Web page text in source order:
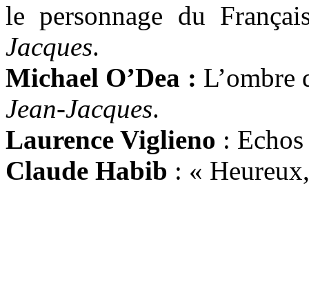
le personnage du
Jacques.
Michael O’Dea : L’ombre
Jean-Jacques.
Laurence Viglieno :
Claude Habib : «